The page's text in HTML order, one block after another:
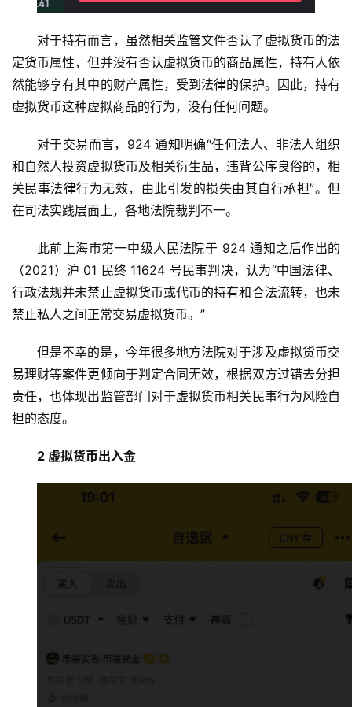
对于持有而言，虽然相关监管文件否认了虚拟货币的法
定货币属性，但并没有否认虚拟货币的商品属性，持有人依
然能够享有其中的财产属性，受到法律的保护。因此，持有
虚拟货币这种虚拟商品的行为，没有任何问题。
对于交易而言，924 通知明确“任何法人、非法人组织
和自然人投资虚拟货币及相关衍生品，违背公序良俗的，相
关民事法律行为无效，由此引发的损失由其自行承担”。但
在司法实践层面上，各地法院裁判不一。
此前上海市第一中级人民法院于 924 通知之后作出的
（2021）沪 01 民终 11624 号民事判决，认为“中国法律、
行政法规并未禁止虚拟货币或代币的持有和合法流转，也未
禁止私人之间正常交易虚拟货币。”
但是不幸的是，今年很多地方法院对于涉及虚拟货币交
易理财等案件更倾向于判定合同无效，根据双方过错去分担
责任，也体现出监管部门对于虚拟货币相关民事行为风险自
担的态度。
2 虚拟货币出入金